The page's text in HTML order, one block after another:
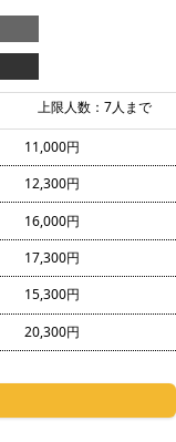
上限人数：7人まで
11,000円
12,300円
16,000円
17,300円
15,300円
20,300円